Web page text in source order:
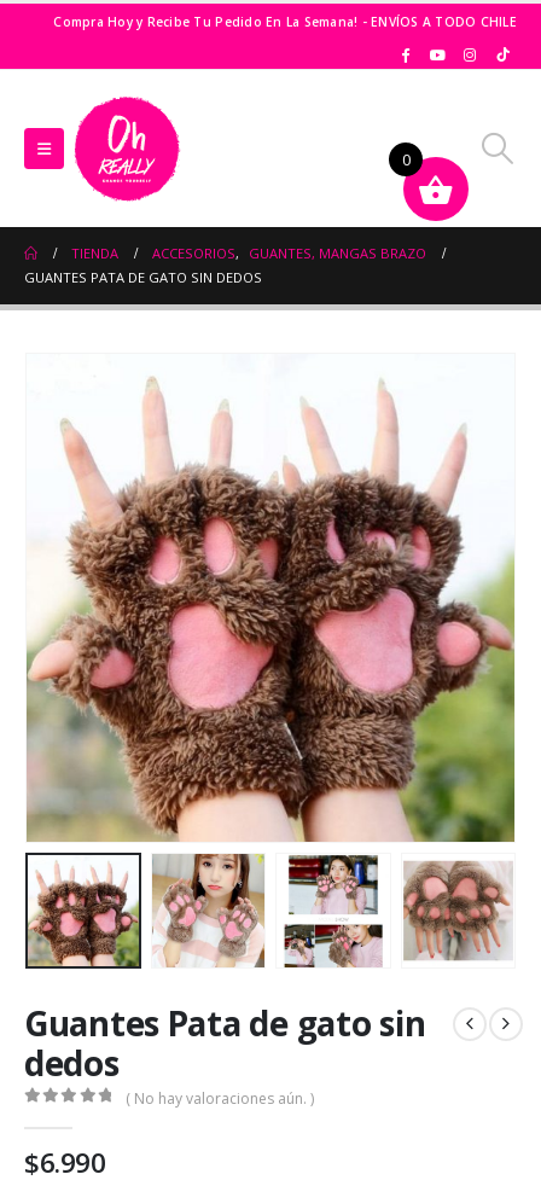
Compra Hoy y Recibe Tu Pedido En La Semana! - ENVÍOS A TODO CHILE
TIENDA ACCESORIOS,
GUANTES, MANGAS BRAZO
GUANTES PATA DE GATO SIN DEDOS
Guantes Pata de gato sin
dedos
( No hay valoraciones aún. )
$6.990
0